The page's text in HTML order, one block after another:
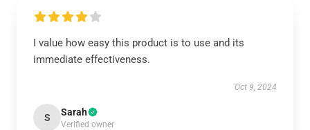
I value how easy this product is to use and its
immediate effectiveness.
Oct 9, 2024
S Sarah
Verified owner